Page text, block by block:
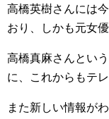
高橋英樹さんには
おり、しかも元女
高橋真麻さんとい
に、これからもテ
また新しい情報が